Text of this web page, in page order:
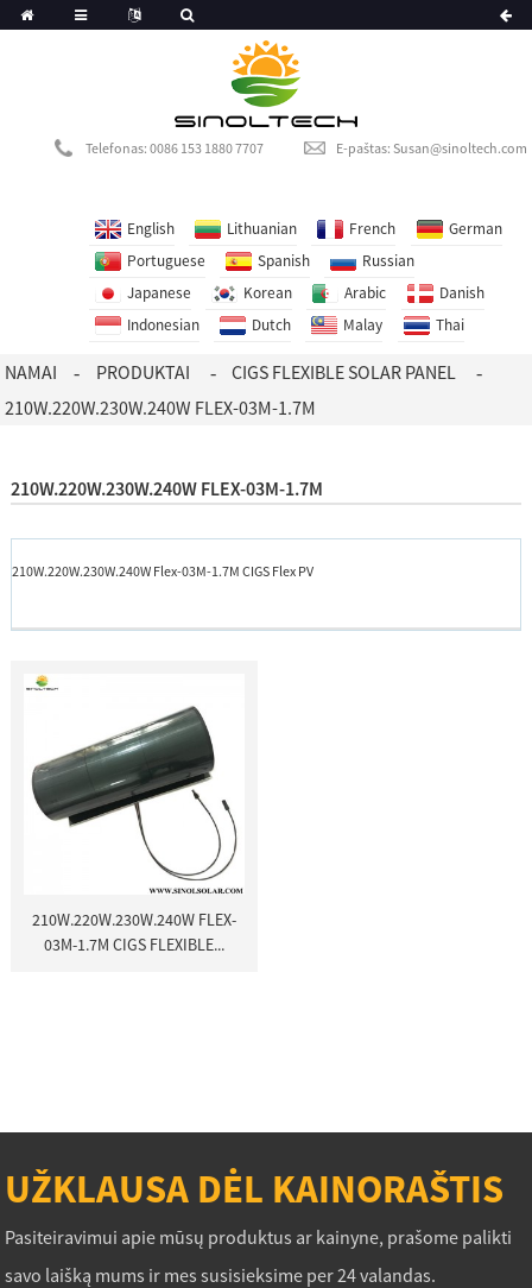
Telefonas: 0086 153 1880 7707 E-paštas: Susan@sinoltech.com
English Lithuanian French
German
Portuguese
Spanish
Russian
Japanese
Korean Arabic
Danish
Indonesian
Dutch Malay Thai
NAMAI PRODUKTAI
CIGS FLEXIBLE SOLAR PANEL
210W.220W.230W.240W FLEX-03M-1.7M
210W.220W.230W.240W FLEX-03M-1.7M
210W.220W.230W.240W Flex-03M-1.7M CIGS Flex PV
210W.220W.230W.240W FLEX-
03M-1.7M CIGS FLEXIBLE...
UŽKLAUSA DĖL KAINORAŠTIS
Pasiteiravimui apie mūsų produktus ar kainyne, prašome palikti
savo laišką mums ir mes susisieksime per 24 valandas.